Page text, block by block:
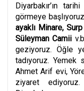
Diyarbakır’ın
görmeye
ayaklı Minare,
Süleyman Camii
geziyoruz. Öğle
tadıyoruz. Yemek
Ahmet Arif evi,
ziyaret